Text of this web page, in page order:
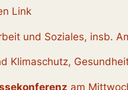
Link
und Soziales, insb.
Klimaschutz,
am